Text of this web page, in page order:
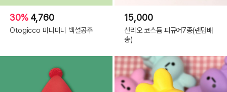
30% 4,760
Otogicco 미니미니 백설공주
15,000
산리오 코스듐 피규어7종(랜덤배
송)